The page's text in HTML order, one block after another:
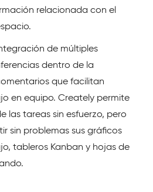
relacionada con el
de múltiples
dentro de la
que facilitan
en equipo. Creately permite
las tareas sin esfuerzo, pero
sin problemas sus gráficos
tableros Kanban y hojas de